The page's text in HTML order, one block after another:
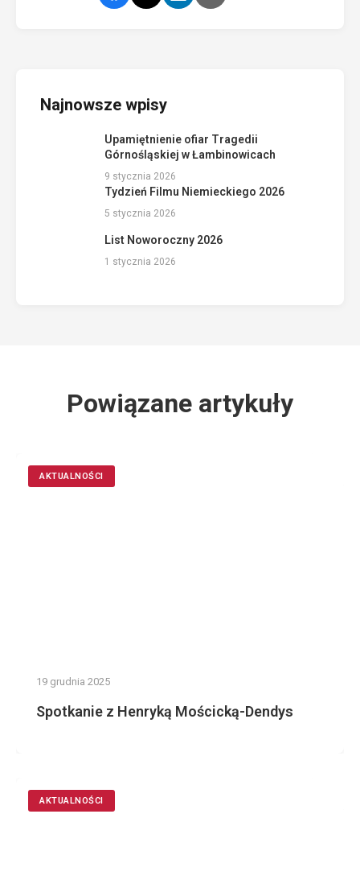
Najnowsze wpisy
Upamiętnienie ofiar Tragedii
Górnośląskiej w Łambinowicach
9 stycznia 2026
Tydzień Filmu Niemieckiego 2026
5 stycznia 2026
List Noworoczny 2026
1 stycznia 2026
Powiązane artykuły
AKTUALNOŚCI
19 grudnia 2025
Spotkanie z Henryką Mościcką-Dendys
AKTUALNOŚCI